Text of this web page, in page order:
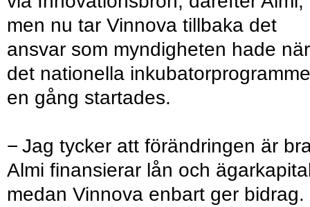
men nu tar Vinnova tillbaka det
ansvar som myndigheten hade när
det nationella
en gång startades.
− Jag tycker att förändringen är
Almi finansierar lån och
medan Vinnova enbart ger bidrag.